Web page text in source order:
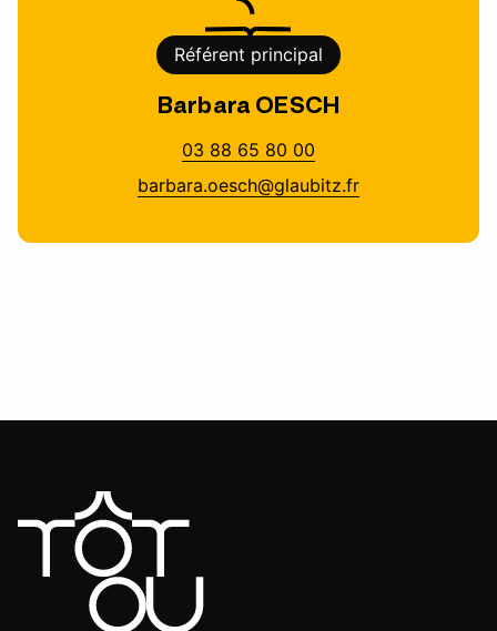
Référent principal
Barbara OESCH
03 88 65 80 00
barbara.oesch@glaubitz.fr